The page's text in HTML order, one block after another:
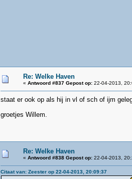
Re: Welke Haven
« Antwoord #837 Gepost op:22-04-2013,
staat er ook op als hij in vl of sch of ijm
groetjes Willem.
Re: Welke Haven
« Antwoord #838 Gepost op:22-04-2013,
Citaat van: Zeester op 22-04-2013, 20:09:37